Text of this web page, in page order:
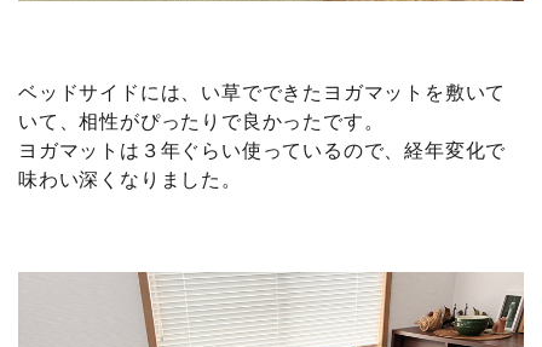
ベッドサイドには、い草でできたヨガマットを敷いて
いて、相性がぴったりで良かったです。
ヨガマットは３年ぐらい使っているので、経年変化で
味わい深くなりました。